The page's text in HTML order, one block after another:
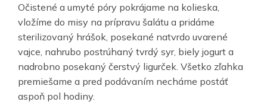
Očistené a umyté póry pokrájame na kolieska,
vložíme do misy na prípravu šalátu a pridáme
sterilizovaný hrášok, posekané natvrdo uvarené
vajce, nahrubo postrúhaný tvrdý syr, biely jogurt a
nadrobno posekaný čerstvý ligurček. Všetko zľahka
premiešame a pred podávaním necháme postáť
aspoň pol hodiny.